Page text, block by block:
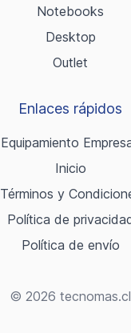
Notebooks
Desktop
Outlet
Enlaces rápidos
Equipamiento
Inicio
Términos y
Política de
Política de envío
© 2026 tecnomas.cl